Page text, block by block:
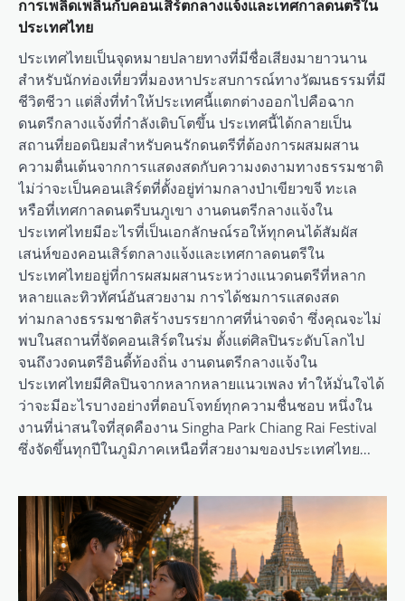
การเพลิดเพลินกับคอนเสิร์ตกลางแจ้งและเทศกาลดนตรีใน
ประเทศไทย
ประเทศไทยเป็นจุดหมายปลายทางที่มีชื่อเสียงมายาวนาน
สำหรับนักท่องเที่ยวที่มองหาประสบการณ์ทางวัฒนธรรมที่มี
ชีวิตชีวา แต่สิ่งที่ทำให้ประเทศนี้แตกต่างออกไปคือฉาก
ดนตรีกลางแจ้งที่กำลังเติบโตขึ้น ประเทศนี้ได้กลายเป็น
สถานที่ยอดนิยมสำหรับคนรักดนตรีที่ต้องการผสมผสาน
ความตื่นเต้นจากการแสดงสดกับความงดงามทางธรรมชาติ
ไม่ว่าจะเป็นคอนเสิร์ตที่ตั้งอยู่ท่ามกลางป่าเขียวขจี ทะเล
หรือที่เทศกาลดนตรีบนภูเขา งานดนตรีกลางแจ้งใน
ประเทศไทยมีอะไรที่เป็นเอกลักษณ์รอให้ทุกคนได้สัมผัส
เสน่ห์ของคอนเสิร์ตกลางแจ้งและเทศกาลดนตรีใน
ประเทศไทยอยู่ที่การผสมผสานระหว่างแนวดนตรีที่หลาก
หลายและทิวทัศน์อันสวยงาม การได้ชมการแสดงสด
ท่ามกลางธรรมชาติสร้างบรรยากาศที่น่าจดจำ ซึ่งคุณจะไม่
พบในสถานที่จัดคอนเสิร์ตในร่ม ตั้งแต่ศิลปินระดับโลกไป
จนถึงวงดนตรีอินดี้ท้องถิ่น งานดนตรีกลางแจ้งใน
ประเทศไทยมีศิลปินจากหลากหลายแนวเพลง ทำให้มั่นใจได้
ว่าจะมีอะไรบางอย่างที่ตอบโจทย์ทุกความชื่นชอบ หนึ่งใน
งานที่น่าสนใจที่สุดคืองาน Singha Park Chiang Rai Festival
ซึ่งจัดขึ้นทุกปีในภูมิภาคเหนือที่สวยงามของประเทศไทย…